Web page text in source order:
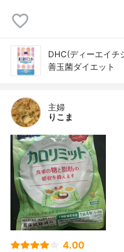
DHC(ディーエイチ
善玉菌ダイエット
主婦
りこま
4.00